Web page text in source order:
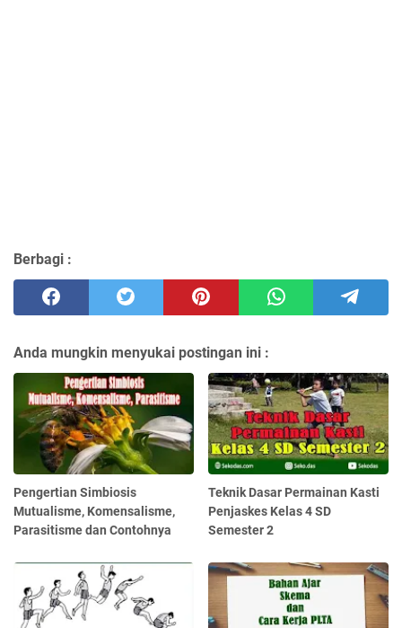
Berbagi :
Anda mungkin menyukai postingan ini :
Pengertian Simbiosis
Mutualisme, Komensalisme,
Parasitisme dan Contohnya
Teknik Dasar Permainan Kasti
Penjaskes Kelas 4 SD
Semester 2